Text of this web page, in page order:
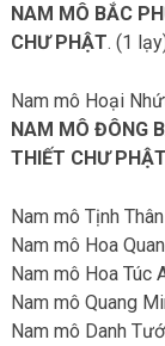
NAM MÔ BẮC
CHƯ PHẬT. (1
Nam mô Hoại
NAM MÔ ĐÔNG
THIẾT CHƯ PHẬT
Nam mô Tịnh
Nam mô Hoa
Nam mô Hoa Túc
Nam mô Quang
Nam mô Danh